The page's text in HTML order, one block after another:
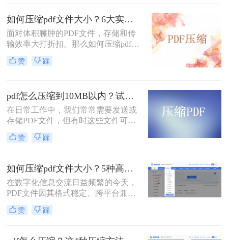
法，从在线工具到专业软件，从自动
优化到手动精调，助您轻松驾驭PDF
文件大小。
电子邮件发送简历、在学术平台提交
论文，还是在微信等即时通讯工具中
分享资料，平台往往对附件大小有严
格限制，最常见的门槛就是5MB。一
个几十兆甚至上百兆的PDF文件，不
仅传输耗时，还可能直接导致发送失
如何压缩pdf文件大小？6大实用压缩方案深度解析！
面对体积臃肿的PDF文件，存储和传
输效率大打折扣。那么如何压缩pdf文
件大小呢？本文为您梳理6种主流压
缩方案，从原理到实操，助您轻松掌
赞 踩
pdf怎么压缩到10MB以内？试试这4个压缩方法！
在日常工作中，我们常常需要发送或
存储PDF文件，但有时这些文件可能
会过大，导致传输不便或者占用过多
存储空间。为了应对这种情况，我们
确保文件大小不超过10MB。那么pdf
怎么压缩到10MB以内呢？本文将介
绍几种常用的PDF压缩方法。
赞 踩
如何压缩pdf文件大小？5种高效压缩全面解析！
在数字化信息交流日益频繁的今天，
PDF文件因其格式稳定、跨平台兼容
的特性而成为文档分发的首选。然
而，过大的PDF文件常常带来诸多不
统响应、导致电子邮件附件发送失败
赞 踩